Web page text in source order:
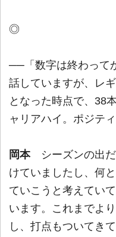
◎
──「数字は終わって
話していますが、レ
となった時点で、38
ャリアハイ。ポジテ
岡本シーズンの出だ
けていましたし、何
ていこうと考えてい
います。これまでよ
し、打点もついてき